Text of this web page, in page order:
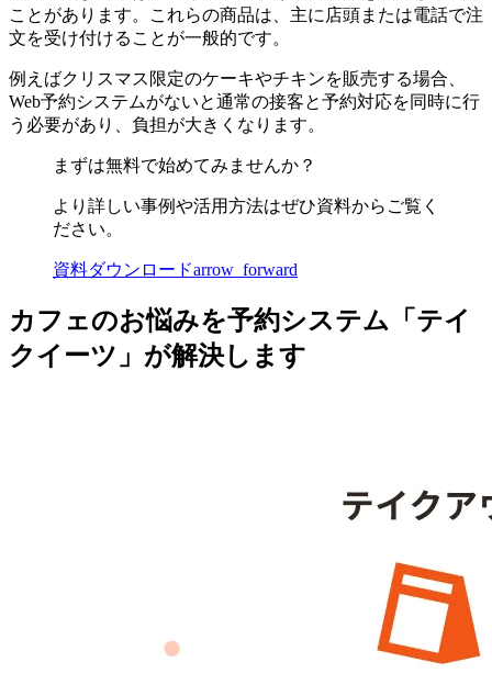
ことがあります。これらの商品は、主に店頭または電話で注
文を受け付けることが一般的です。
例えばクリスマス限定のケーキやチキンを販売する場合、
Web予約システムがないと通常の接客と予約対応を同時に行
う必要があり、負担が大きくなります。
まずは無料で始めてみませんか？
より詳しい事例や活用方法はぜひ資料からご覧く
ださい。
資料ダウンロードarrow_forward
カフェのお悩みを予約システム「テイ
クイーツ」が解決します